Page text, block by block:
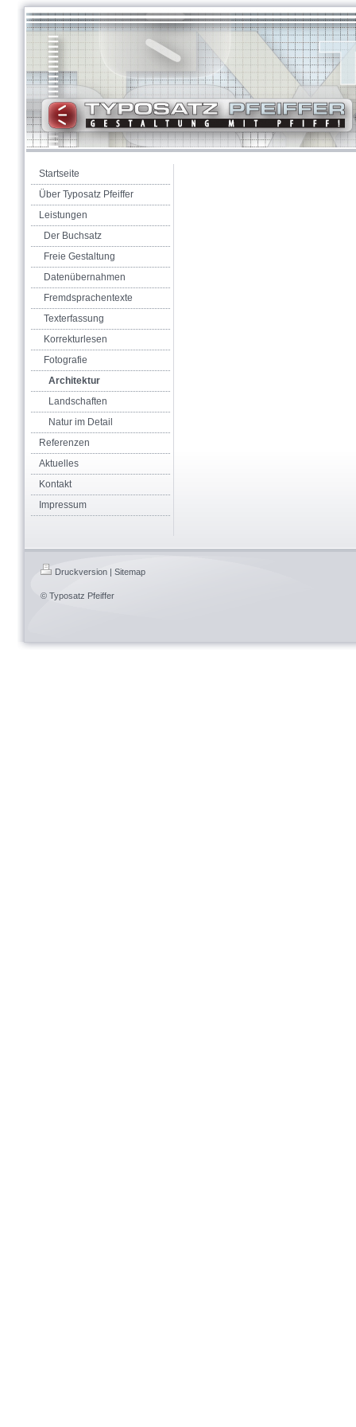
Startseite
Über Typosatz Pfeiffer
Leistungen
Der Buchsatz
Freie Gestaltung
Datenübernahmen
Fremdsprachentexte
Texterfassung
Korrekturlesen
Fotografie
Architektur
Landschaften
Natur im Detail
Referenzen
Aktuelles
Kontakt
Impressum
Druckversion | Sitemap
© Typosatz Pfeiffer